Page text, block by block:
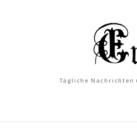
Tägliche Nachrichten